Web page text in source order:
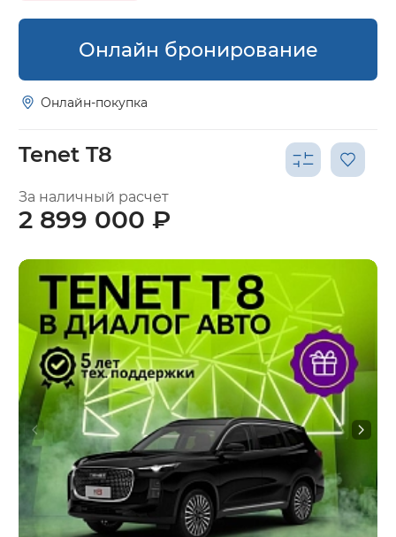
Онлайн бронирование
Онлайн-покупка
Tenet T8
За наличный расчет
2 899 000 ₽